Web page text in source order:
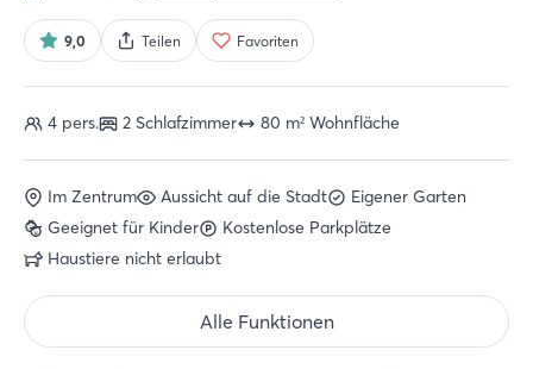
Suche
9,0 Teilen Favoriten
Im Zentrum Aussicht auf die Stadt
Eigener Garten
Geeignet für Kinder
Kostenlose Parkplätze
Haustiere nicht erlaubt
Alle Funktionen
4 pers. 2 Schlafzimmer 80 m² Wohnfläche